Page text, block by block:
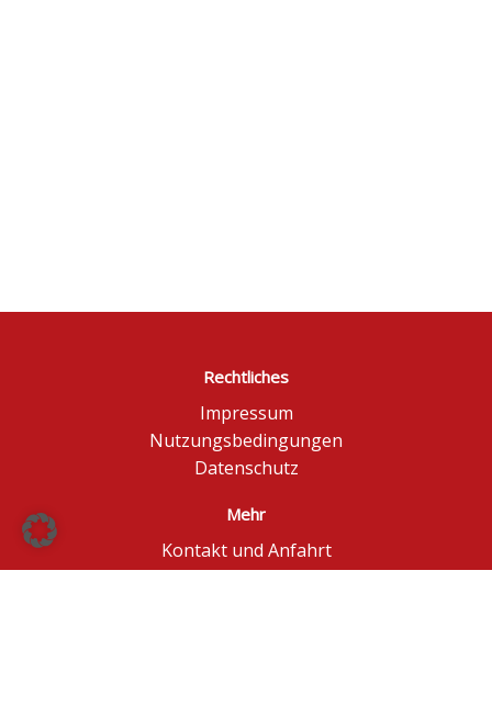
Rechtliches
Impressum
Nutzungsbedingungen
Datenschutz
Mehr
Kontakt und Anfahrt
Börse Düsseldorf